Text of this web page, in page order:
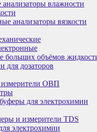
влажности
анализаторы вязкости
больших объёмов
для дозаторов
ОВП
для электрохимии
и измерители TDS
электрохимии